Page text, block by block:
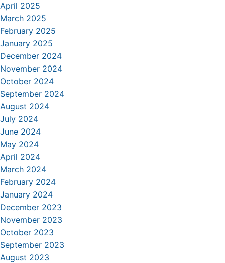
April 2025
March 2025
February 2025
January 2025
December 2024
November 2024
October 2024
September 2024
August 2024
July 2024
June 2024
May 2024
April 2024
March 2024
February 2024
January 2024
December 2023
November 2023
October 2023
September 2023
August 2023